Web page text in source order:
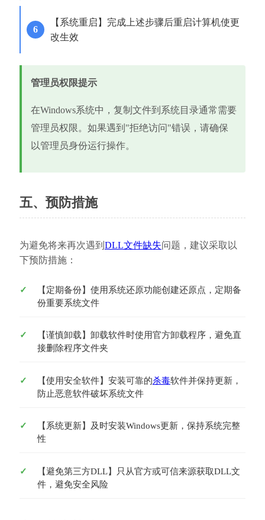
【系统重启】完成上述步骤后重启计算机使更
改生效
管理员权限提示
在Windows系统中，复制文件到系统目录通常需要
管理员权限。如果遇到"拒绝访问"错误，请确保
以管理员身份运行操作。
五、预防措施
为避免将来再次遇到 DLL文件缺失问题，建议采取以
下预防措施：
【定期备份】使用系统还原功能创建还原点，定期备
份重要系统文件
【谨慎卸载】卸载软件时使用官方卸载程序，避免直
接删除程序文件夹
【使用安全软件】安装可靠的杀毒软件并保持更新，
防止恶意软件破坏系统文件
【系统更新】及时安装Windows更新，保持系统完整
性
【避免第三方DLL】只从官方或可信来源获取DLL文
件，避免安全风险